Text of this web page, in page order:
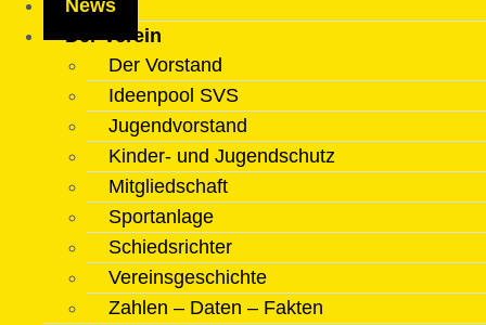
News
Der Verein
Der Vorstand
Ideenpool SVS
Jugendvorstand
Kinder- und Jugendschutz
Mitgliedschaft
Sportanlage
Schiedsrichter
Vereinsgeschichte
Zahlen – Daten – Fakten